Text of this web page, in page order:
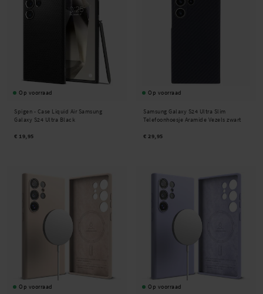
Op voorraad
Spigen - Case Liquid Air Samsung
Galaxy S24 Ultra Black
€ 19,95
Op voorraad
Samsung Galaxy S24 Ultra Slim
Telefoonhoesje Aramide Vezels zwart
€ 29,95
Op voorraad Op voorraad